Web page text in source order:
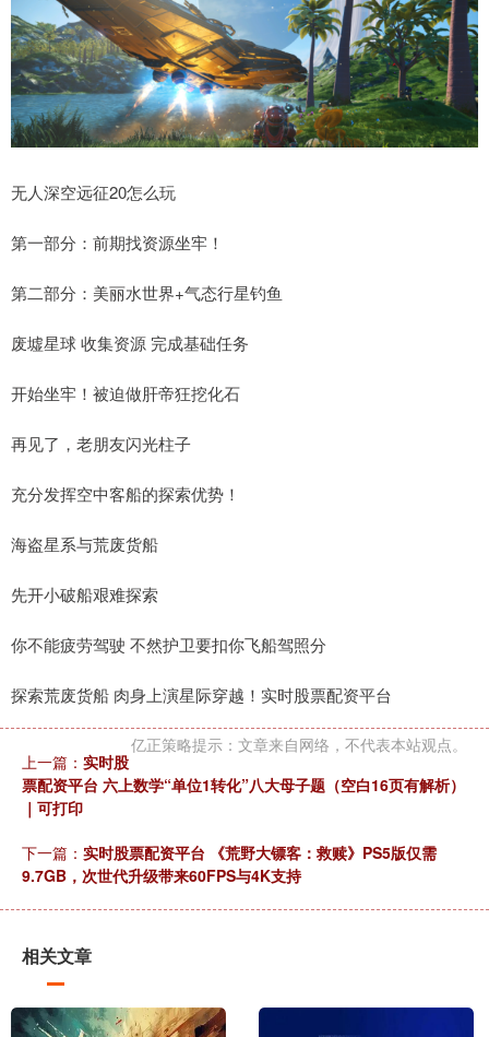
无人深空远征20怎么玩
第一部分：前期找资源坐牢！
第二部分：美丽水世界+气态行星钓鱼
废墟星球 收集资源 完成基础任务
开始坐牢！被迫做肝帝狂挖化石
再见了，老朋友闪光柱子
充分发挥空中客船的探索优势！
海盗星系与荒废货船
先开小破船艰难探索
你不能疲劳驾驶 不然护卫要扣你飞船驾照分
探索荒废货船 肉身上演星际穿越！实时股票配资平台
亿正策略提示：文章来自网络，不代表本站观点。
上一篇： 实时股
票配资平台 六上数学“单位1转化”八大母子题（空白16页有解析）
｜可打印
下一篇： 实时股票配资平台 《荒野大镖客：救赎》PS5版仅需
9.7GB，次世代升级带来60FPS与4K支持
相关文章